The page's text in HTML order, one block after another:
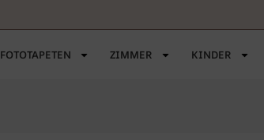
FOTOTAPETEN ZIMMER KINDER